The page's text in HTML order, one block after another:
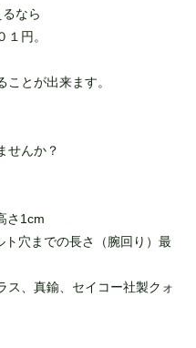
なら
円。
とが出来ます。
せんか？
さ1cm
での長さ（腕回り）最
ス、真鍮、セイコー社製クォ